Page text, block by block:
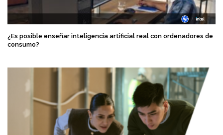
¿Es posible enseñar inteligencia artificial real con ordenadores de
consumo?